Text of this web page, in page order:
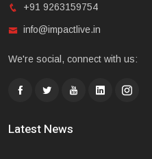
+91 9263159754
info@impactlive.in
We're social, connect with us:
Latest News